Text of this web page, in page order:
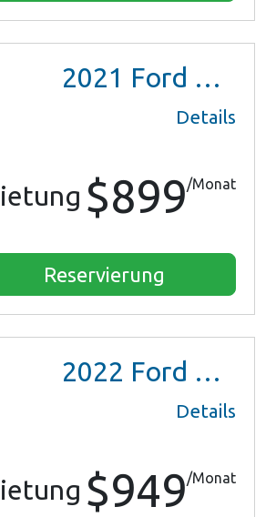
2021 Ford Ranger XL Ext Cab
Details
$899/Monat
Reservierung
2022 Ford Escape SE Hybrid
Details
$949/Monat